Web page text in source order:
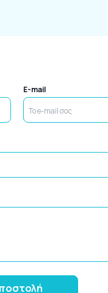
E-mail